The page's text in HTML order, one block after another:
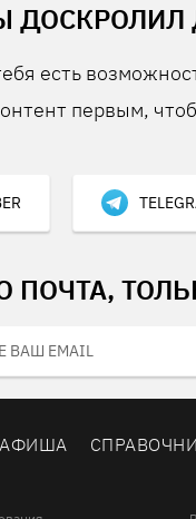
ДОСКРОЛИЛ
есть
первым,
ПОЧТА,
АФИША